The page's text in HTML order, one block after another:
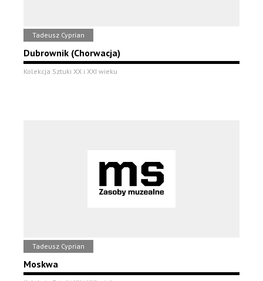
Tadeusz Cyprian
Dubrownik (Chorwacja)
Kolekcja Sztuki XX i XXI wieku
Tadeusz Cyprian
Moskwa